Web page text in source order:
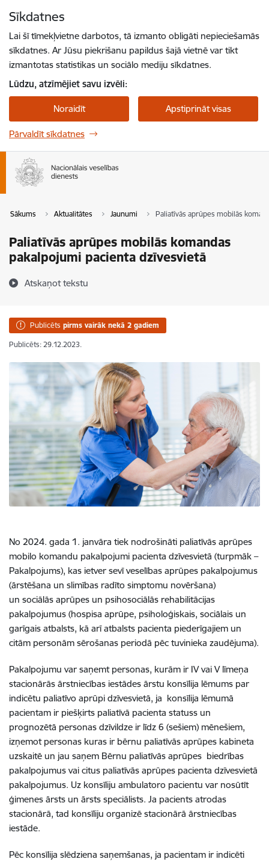
Sīkdatnes
Lai šī tīmekļvietne darbotos, tā izmanto obligāti nepieciešamās
sīkdatnes. Ar Jūsu piekrišanu papildus šajā vietnē var tikt
izmantotas statistikas un sociālo mediju sīkdatnes.
Lūdzu, atzīmējiet savu izvēli:
Noraidīt Apstiprināt visas
Pārvaldīt sīkdatnes
Sākums Aktualitātes Jaunumi Paliatīvās aprūpes mobilās
Paliatīvās aprūpes mobilās komandas
pakalpojumi pacienta dzīvesvietā
Atskaņot tekstu
Publicēts pirms vairāk nekā 2 gadiem
Publicēts: 29.12.2023.
No 2024. gada 1. janvāra tiek nodrošināti paliatīvās aprūpes
mobilo komandu pakalpojumi pacienta dzīvesvietā (turpmāk –
Pakalpojums), kas ietver sevī veselības aprūpes pakalpojumus
(ārstēšana un slimības radīto simptomu novēršana)
un sociālās aprūpes un psihosociālās rehabilitācijas
pakalpojumus (hospisa aprūpe, psiholoģiskais, sociālais un
garīgais atbalsts, kā arī atbalsts pacienta piederīgajiem un
citām personām sērošanas periodā pēc tuvinieka zaudējuma).
Pakalpojumu var saņemt personas, kurām ir IV vai V līmeņa
stacionārās ārstniecības iestādes ārstu konsīlija lēmums par
indicētu paliatīvo aprūpi dzīvesvietā, ja konsīlija lēmumā
pacientam ir piešķirts paliatīvā pacienta statuss un
prognozētā personas dzīvildze ir līdz 6 (sešiem) mēnešiem,
izņemot personas kuras ir bērnu paliatīvās aprūpes kabineta
uzskaitē un jau saņem Bērnu paliatīvās aprūpes biedrības
pakalpojumus vai citus paliatīvās aprūpes pacienta dzīvesvietā
pakalpojumus. Uz konsīliju ambulatoro pacientu var nosūtīt
ģimenes ārsts un ārsts speciālists. Ja pacients atrodas
stacionārā, tad konsīliju organizē stacionārā ārstniecības
iestāde.
Pēc konsīlija slēdziena saņemšanas, ja pacientam ir indicēti